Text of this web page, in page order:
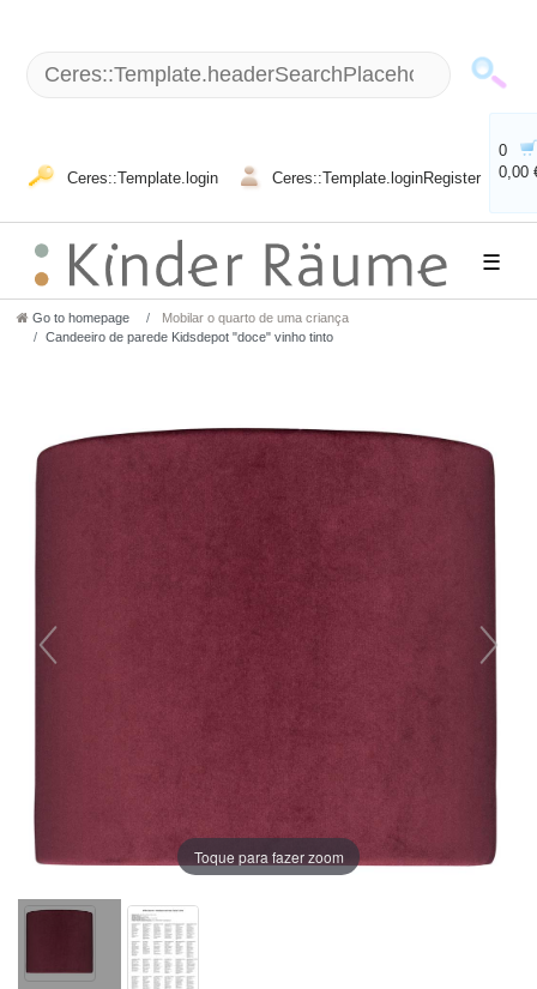
Ceres::Template.login Ceres::Template.loginRegister
0
0,00
☰
Go to homepage
Mobilar o quarto de uma criança
Candeeiro de parede Kidsdepot "doce" vinho tinto
Toque para fazer zoom